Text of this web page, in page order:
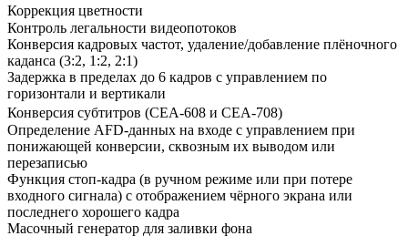
Коррекция цветности
Контроль легальности видеопотоков
Конверсия кадровых частот, удаление/добавление плёночного
каданса (3:2, 1:2, 2:1)
Задержка в пределах до 6 кадров с управлением по
горизонтали и вертикали
Конверсия субтитров (CEA-608 и CEA-708)
Определение AFD-данных на входе с управлением при
понижающей конверсии, сквозным их выводом или
перезаписью
Функция стоп-кадра (в ручном режиме или при потере
входного сигнала) с отображением чёрного экрана или
последнего хорошего кадра
Масочный генератор для заливки фона